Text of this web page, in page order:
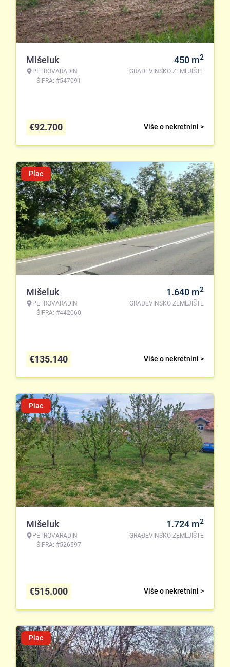
Mišeluk
PETROVARADIN
ŠIFRA: #547091
450 m2
GRAĐEVINSKO ZEMLJIŠTE
Više o nekretnini >
€92.700
Plac
Mišeluk
PETROVARADIN
ŠIFRA: #442060
1.640 m2
GRAĐEVINSKO ZEMLJIŠTE
Više o nekretnini >
€135.140
Plac
Mišeluk
PETROVARADIN
ŠIFRA: #526597
1.724 m2
GRAĐEVINSKO ZEMLJIŠTE
Više o nekretnini >
€515.000
Plac